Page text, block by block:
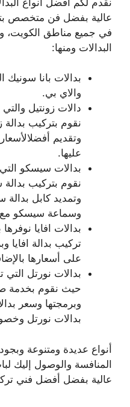
عالية بفضل فن متخصص
في جميع مناطق الكويت،
البدالات ومنها:
بدالات بانا سونيك
والاي بي.
دالات زونتيل
نقوم بتركيب بدالة
وتقديم
عليها.
بدالات سيسكو
نقوم بتركيب
وتمديد كابل
وسماعة سيسكو
بدالات افايا
تركيب بدالة افايا
على أسعارها
بدالات نورتل التي
حيث نقوم بخدمة
وبرمجتها وسعر
بدالات نورتل
أنواع عديدة ومتنوعة
المنافسة والوصول إليك
عالية بفضل أفضل فني